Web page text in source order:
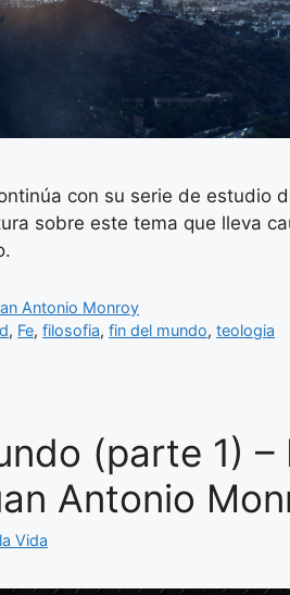
con su serie de estudio
sobre este tema que lleva
Antonio Monroy
, Fe,filosofia,fin del mundo,teologia
(parte 1) –
Antonio
Vida